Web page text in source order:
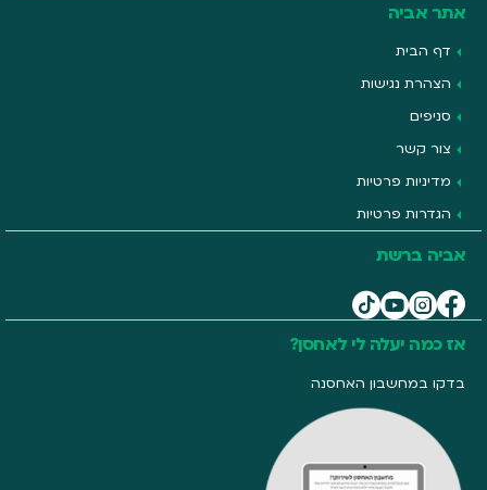
אתר אביה
דף הבית
הצהרת נגישות
סניפים
צור קשר
מדיניות פרטיות
הגדרות פרטיות
אביה ברשת
אז כמה יעלה לי לאחסן?
בדקו במחשבון האחסנה